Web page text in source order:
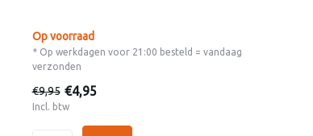
Op voorraad
* Op werkdagen voor 21:00 besteld = vandaag
verzonden
€9,95 €4,95
Incl. btw